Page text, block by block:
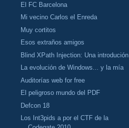
El FC Barcelona
Mi vecino Carlos el Enreda
Muy cortitos
Esos extraños amigos
Blind XPath Injection: Una introdución
La evolución de Windows... y la mía
Auditorías web for free
El peligroso mundo del PDF
Defcon 18
Los Int3pids a por el CTF de la